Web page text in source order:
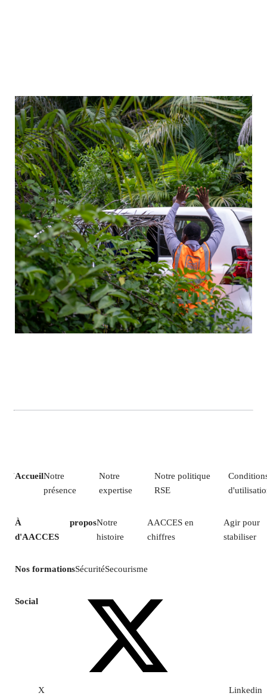
AccueilNotre
présence
Notre
expertise
Notre politique
RSE
À propos
d'AACCES
Notre
histoire
AACCES en
chiffres
Agir pour
stabiliser
Nos formationsSécuritéSecourisme
Social
X Linkedin